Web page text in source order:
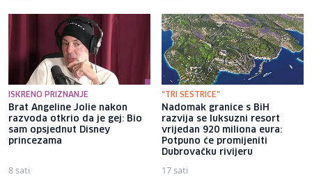
ISKRENO PRIZNANJE
Brat Angeline Jolie nakon
razvoda otkrio da je gej: Bio
sam opsjednut Disney
princezama
8 sati
"TRI SESTRICE"
Nadomak granice s BiH
razvija se luksuzni resort
vrijedan 920 miliona eura:
Potpuno će promijeniti
Dubrovačku rivijeru
17 sati